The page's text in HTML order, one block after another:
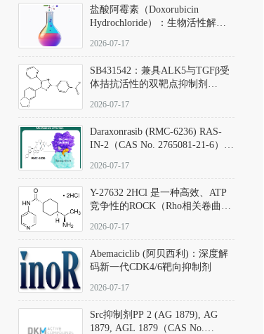
盐酸阿霉素（Doxorubicin
Hydrochloride）：生物活性解
范
2026-07-17
SB431542：兼具ALK5与TGFβ受
体拮抗活性的双靶点抑制剂
D801067）
2026-07-17
Daraxonrasib (RMC-6236) RAS-
IN-2（CAS No. 2765081-21-6）：
向KRAS/NRAS/HRAS的广谱RAS
2026-07-17
Y-27632 2HCl 是一种高效、ATP
竞争性的ROCK（Rho相关卷曲螺
同等抑制ROCK1与ROCK2；其通
过精准嵌入激酶的ATP结合位点
发挥抑制作用，对ROCK1和
ROCK2的解离常数（Ki）分别为
140 nM和300 nM；在众多丝氨酸/
中，其靶向ROCK的选择性超过
200倍，凸显出优异的分子特异
2026-07-17
Abemaciclib (阿贝西利)：深度解
码新一代CDK4/6靶向抑制剂
2026-07-17
Src抑制剂PP 2 (AG 1879), AG
1879, AGL 1879（CAS No.